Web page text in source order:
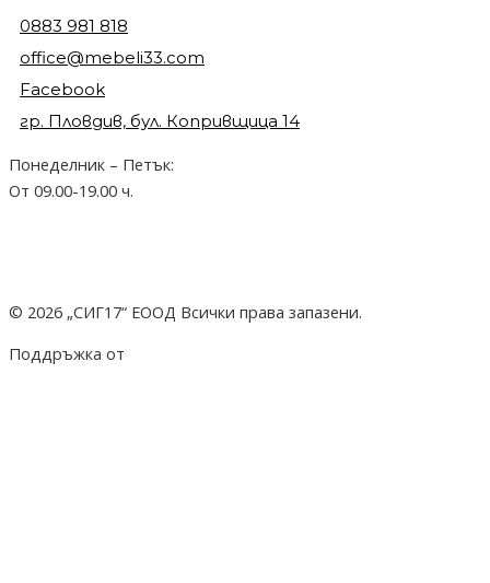
0883 981 818
office@mebeli33.com
Facebook
гр. Пловдив, бул. Копривщица 14
Понеделник – Петък:
От 09.00-19.00 ч.
© 2026 „СИГ17“ ЕООД Всички права запазени.
Поддръжка от